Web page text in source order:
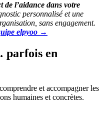
de l’aidance dans votre
personnalisé et une
sans engagement.
elpyoo →
parfois en
et accompagner les
humaines et concrètes.